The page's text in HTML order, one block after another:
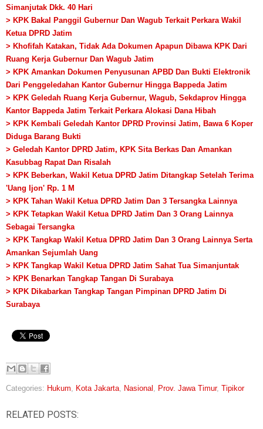
Simanjutak Dkk. 40 Hari
> KPK Bakal Panggil Gubernur Dan Wagub Terkait Perkara Wakil
Ketua DPRD Jatim
> Khofifah Katakan, Tidak Ada Dokumen Apapun Dibawa KPK Dari
Ruang Kerja Gubernur Dan Wagub Jatim
> KPK Amankan Dokumen Penyusunan APBD Dan Bukti Elektronik
Dari Penggeledahan Kantor Gubernur Hingga Bappeda Jatim
> KPK Geledah Ruang Kerja Gubernur, Wagub, Sekdaprov Hingga
Kantor Bappeda Jatim Terkait Perkara Alokasi Dana Hibah
> KPK Kembali Geledah Kantor DPRD Provinsi Jatim, Bawa 6 Koper
Diduga Barang Bukti
> Geledah Kantor DPRD Jatim, KPK Sita Berkas Dan Amankan
Kasubbag Rapat Dan Risalah
> KPK Beberkan, Wakil Ketua DPRD Jatim Ditangkap Setelah Terima
'Uang Ijon' Rp. 1 M
> KPK Tahan Wakil Ketua DPRD Jatim Dan 3 Tersangka Lainnya
> KPK Tetapkan Wakil Ketua DPRD Jatim Dan 3 Orang Lainnya
Sebagai Tersangka
> KPK Tangkap Wakil Ketua DPRD Jatim Dan 3 Orang Lainnya Serta
Amankan Sejumlah Uang
> KPK Tangkap Wakil Ketua DPRD Jatim Sahat Tua Simanjuntak
> KPK Benarkan Tangkap Tangan Di Surabaya
> KPK Dikabarkan Tangkap Tangan Pimpinan DPRD Jatim Di
Surabaya
Categories: Hukum Kota Jakarta Nasional Prov. Jawa Timur, Tipikor
RELATED POSTS: